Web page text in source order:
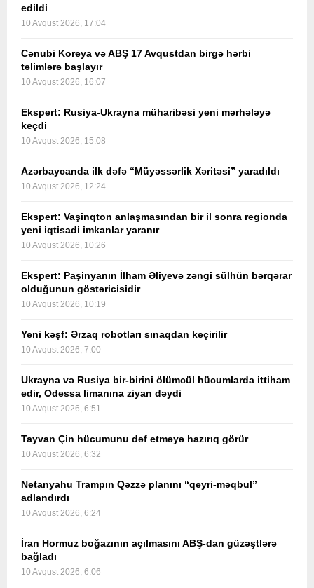
edildi
10 Avqust 2026, 17:04
Cənubi Koreya və ABŞ 17 Avqustdan birgə hərbi
təlimlərə başlayır
10 Avqust 2026, 16:07
Ekspert: Rusiya-Ukrayna müharibəsi yeni mərhələyə
keçdi
10 Avqust 2026, 15:08
Azərbaycanda ilk dəfə “Müyəssərlik Xəritəsi” yaradıldı
10 Avqust 2026, 12:24
Ekspert: Vaşinqton anlaşmasından bir il sonra regionda
yeni iqtisadi imkanlar yaranır
10 Avqust 2026, 10:26
Ekspert: Paşinyanın İlham Əliyevə zəngi sülhün bərqərar
olduğunun göstəricisidir
10 Avqust 2026, 10:19
Yeni kəşf: Ərzaq robotları sınaqdan keçirilir
10 Avqust 2026, 7:00
Ukrayna və Rusiya bir-birini ölümcül hücumlarda ittiham
edir, Odessa limanına ziyan dəydi
10 Avqust 2026, 6:51
Tayvan Çin hücumunu dəf etməyə hazırıq görür
10 Avqust 2026, 6:32
Netanyahu Trampın Qəzzə planını “qeyri-məqbul”
adlandırdı
10 Avqust 2026, 6:24
İran Hormuz boğazının açılmasını ABŞ-dan güzəştlərə
bağladı
10 Avqust 2026, 6:06